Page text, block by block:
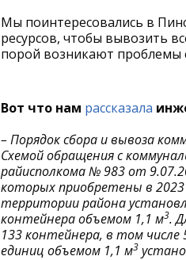
Мы поинтересовались в
ресурсов, чтобы вывозить
порой возникают проблемы
Вот что нам рассказала
– Порядок сбора и вывоза
Схемой обращения с
райисполкома № 983 от
которых приобретены в
территории района
контейнера объемом 1,1 м3.
133 контейнера, в том числе
единиц объемом 1,1 м3